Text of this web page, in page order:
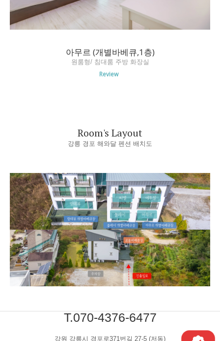
아무르 (개별바베큐,1층)
원룸형/ 침대룸 주방 화장실
Review
Room's Layout
강릉 경포 해와달 펜션 배치도
T.070-4376-6477
강원 강릉시 경포로371번길 27-5 (저동)